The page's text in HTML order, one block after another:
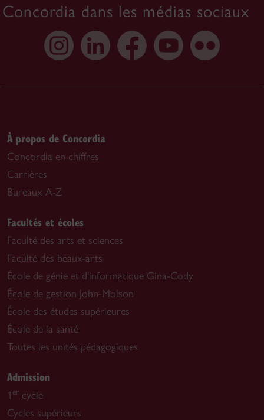
Concordia dans les médias sociaux
À propos de Concordia
Concordia en chiffres
Carrières
Bureaux A-Z
Facultés et écoles
Faculté des arts et sciences
Faculté des beaux-arts
École de génie et d'informatique Gina-Cody
École de gestion John-Molson
École des études supérieures
École de la santé
Toutes les unités pédagogiques
Admission
1 er cycle
Cycles supérieurs